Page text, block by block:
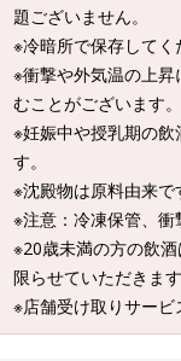
題ございません。
※冷暗所で保存してく
※衝撃や外気温の上
むことがございます。
※妊娠中や授乳期の
す。
※沈殿物は原料由来で
※注意：冷凍保管、衝
※20歳未満の方の飲
限らせていただきます
※店舗受け取りサービ